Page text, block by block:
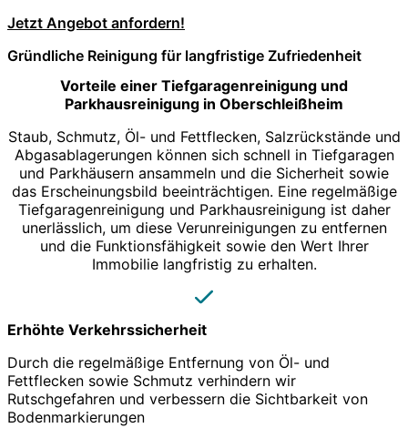
Jetzt Angebot anfordern!
Gründliche Reinigung für langfristige Zufriedenheit
Vorteile einer Tiefgaragenreinigung und
Parkhausreinigung in Oberschleißheim
Staub, Schmutz, Öl- und Fettflecken, Salzrückstände und
Abgasablagerungen können sich schnell in Tiefgaragen
und Parkhäusern ansammeln und die Sicherheit sowie
das Erscheinungsbild beeinträchtigen. Eine regelmäßige
Tiefgaragenreinigung und Parkhausreinigung ist daher
unerlässlich, um diese Verunreinigungen zu entfernen
und die Funktionsfähigkeit sowie den Wert Ihrer
Immobilie langfristig zu erhalten.
Erhöhte Verkehrssicherheit
Durch die regelmäßige Entfernung von Öl- und
Fettflecken sowie Schmutz verhindern wir
Rutschgefahren und verbessern die Sichtbarkeit von
Bodenmarkierungen